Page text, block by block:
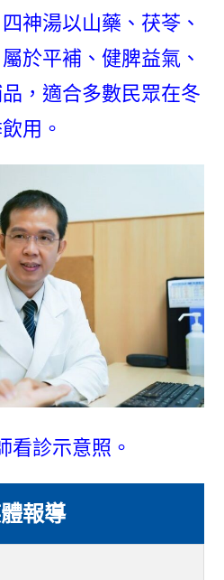
神湯以山藥、茯苓、
於平補、健脾益氣、
，適合多數民眾在冬
用。
看診示意照。
報導